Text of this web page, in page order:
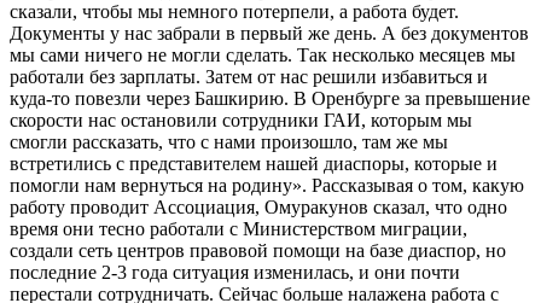
сказали, чтобы мы немного потерпели, а работа будет.
Документы у нас забрали в первый же день. А без документов
мы сами ничего не могли сделать. Так несколько месяцев мы
работали без зарплаты. Затем от нас решили избавиться и
куда-то повезли через Башкирию. В Оренбурге за превышение
скорости нас остановили сотрудники ГАИ, которым мы
смогли рассказать, что с нами произошло, там же мы
встретились с представителем нашей диаспоры, которые и
помогли нам вернуться на родину». Рассказывая о том, какую
работу проводит Ассоциация, Омуракунов сказал, что одно
время они тесно работали с Министерством миграции,
создали сеть центров правовой помощи на базе диаспор, но
последние 2-3 года ситуация изменилась, и они почти
перестали сотрудничать. Сейчас больше налажена работа с